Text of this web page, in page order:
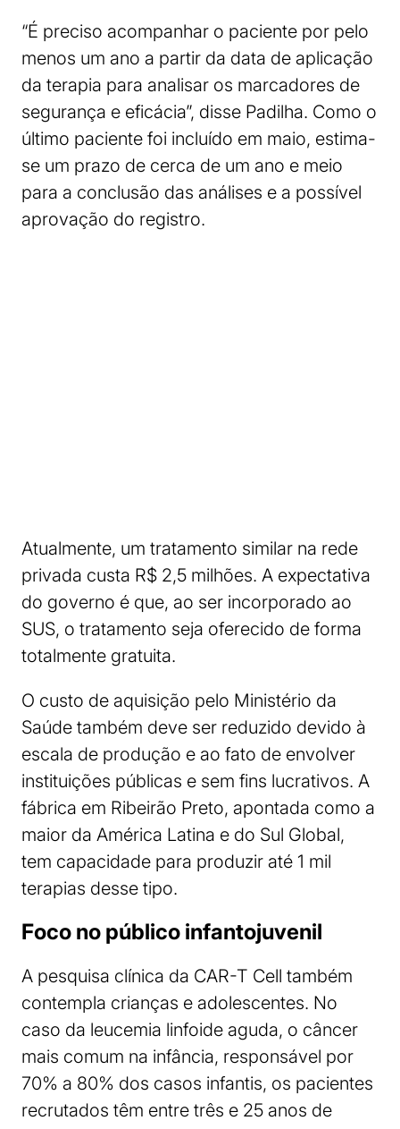
“É preciso acompanhar o paciente por pelo
menos um ano a partir da data de aplicação
da terapia para analisar os marcadores de
segurança e eficácia”, disse Padilha. Como o
último paciente foi incluído em maio, estima-
se um prazo de cerca de um ano e meio
para a conclusão das análises e a possível
aprovação do registro.
Atualmente, um tratamento similar na rede
privada custa R$ 2,5 milhões. A expectativa
do governo é que, ao ser incorporado ao
SUS, o tratamento seja oferecido de forma
totalmente gratuita.
O custo de aquisição pelo Ministério da
Saúde também deve ser reduzido devido à
escala de produção e ao fato de envolver
instituições públicas e sem fins lucrativos. A
fábrica em Ribeirão Preto, apontada como a
maior da América Latina e do Sul Global,
tem capacidade para produzir até 1 mil
terapias desse tipo.
Foco no público infantojuvenil
A pesquisa clínica da CAR-T Cell também
contempla crianças e adolescentes. No
caso da leucemia linfoide aguda, o câncer
mais comum na infância, responsável por
70% a 80% dos casos infantis, os pacientes
recrutados têm entre três e 25 anos de